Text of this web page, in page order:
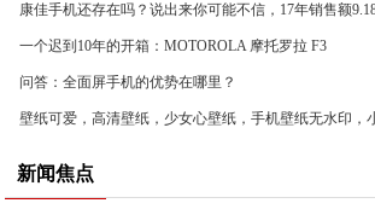
康佳手机还存在吗？说出来你可能不信，17年销售额
一个迟到10年的开箱：MOTOROLA 摩托罗拉 F3
问答：全面屏手机的优势在哪里？
壁纸可爱，高清壁纸，少女心壁纸，手机壁纸无水印，
新闻焦点